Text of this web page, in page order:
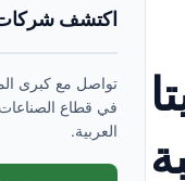
اكتشف شركات
تواصل مع كبرى
في قطاع
العربية.